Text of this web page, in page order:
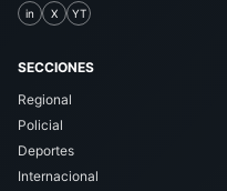
in X YT
SECCIONES
Regional
Policial
Deportes
Internacional